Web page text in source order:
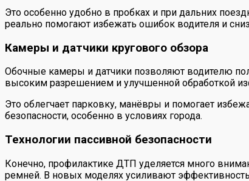
Это особенно удобно в пробках и при дальних
реально помогают избежать ошибок водителя и
Камеры и датчики кругового обзора
Обочные камеры и датчики позволяют водителю
высоким разрешением и улучшенной обработкой
Это облегчает парковку, манёвры и помогает
безопасности, особенно в условиях города.
Технологии пассивной безопасности
Конечно, профилактике ДТП уделяется много
ремней. В новых моделях усиливают